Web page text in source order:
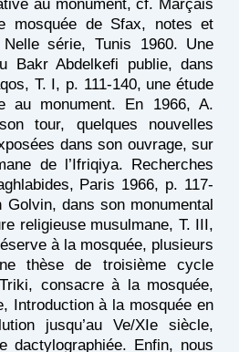
au monument, cf. Marçais
mosquée de Sfax, notes et
série, Tunis 1960. Une
Bakr Abdelkefi publie, dans
T. I, p. 111-140, une étude
au monument. En 1966, A.
tour, quelques nouvelles
dans son ouvrage, sur
de l’Ifriqiya. Recherches
Paris 1966, p. 117-
Golvin, dans son monumental
religieuse musulmane, T. III,
à la mosquée, plusieurs
thèse de troisième cycle
consacre à la mosquée,
Introduction à la mosquée en
jusqu’au Ve/XIe siècle,
dactylographiée. Enfin, nous